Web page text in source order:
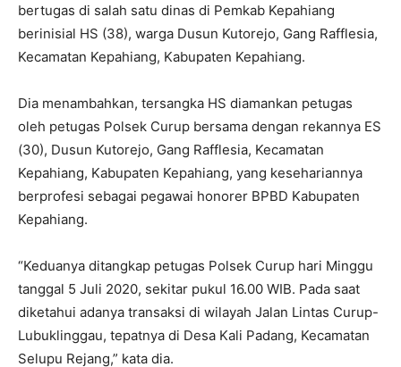
bertugas di salah satu dinas di Pemkab Kepahiang
berinisial HS (38), warga Dusun Kutorejo, Gang Rafflesia,
Kecamatan Kepahiang, Kabupaten Kepahiang.
Dia menambahkan, tersangka HS diamankan petugas
oleh petugas Polsek Curup bersama dengan rekannya ES
(30), Dusun Kutorejo, Gang Rafflesia, Kecamatan
Kepahiang, Kabupaten Kepahiang, yang kesehariannya
berprofesi sebagai pegawai honorer BPBD Kabupaten
Kepahiang.
“Keduanya ditangkap petugas Polsek Curup hari Minggu
tanggal 5 Juli 2020, sekitar pukul 16.00 WIB. Pada saat
diketahui adanya transaksi di wilayah Jalan Lintas Curup-
Lubuklinggau, tepatnya di Desa Kali Padang, Kecamatan
Selupu Rejang,” kata dia.